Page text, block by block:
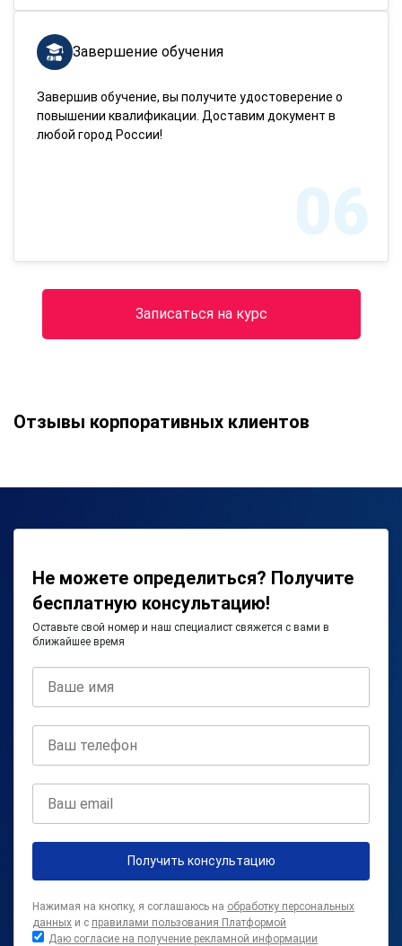
Завершение обучения
Завершив обучение, вы получите удостоверение о
повышении квалификации. Доставим документ в
любой город России!
06
Записаться на курс
Отзывы корпоративных клиентов
Не можете определиться? Получите
бесплатную консультацию!
Оставьте свой номер и наш специалист свяжется с вами в
ближайшее время
Получить консультацию
Нажимая на кнопку, я соглашаюсь на обработку персональных
данных и с правилами пользования Платформой
Даю согласие на получение рекламной информации